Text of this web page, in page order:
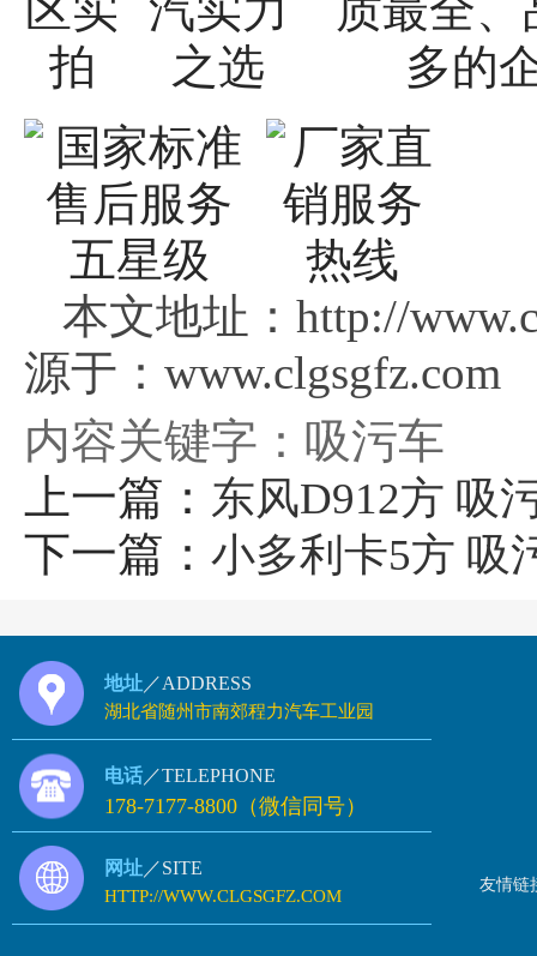
本文地址：http://
源于：www.clgsgfz.com
内容关键字：吸污车
上一篇： 东风D912方 吸
下一篇： 小多利卡5方 吸
地址 ／ADDRESS
湖北省随州市南郊程力汽车工业园
电话 ／TELEPHONE
178-7177-8800（微信同号）
网址 ／SITE
HTTP://WWW.CLGSGFZ.COM
友情链